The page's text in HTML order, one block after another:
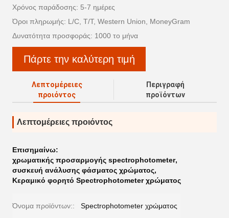
Χρόνος παράδοσης: 5-7 ημέρες
Όροι πληρωμής: L/C, T/T, Western Union, MoneyGram
Δυνατότητα προσφοράς: 1000 το μήνα
Πάρτε την καλύτερη τιμή
Λεπτομέρειες
προιόντος
Περιγραφή
προϊόντων
Λεπτομέρειες προιόντος
Επισημαίνω:
χρωματικής προσαρμογής spectrophotometer,
συσκευή ανάλυσης φάσματος χρώματος,
Κεραμικό φορητό Spectrophotometer χρώματος
Όνομα προϊόντων:: Spectrophotometer χρώματος